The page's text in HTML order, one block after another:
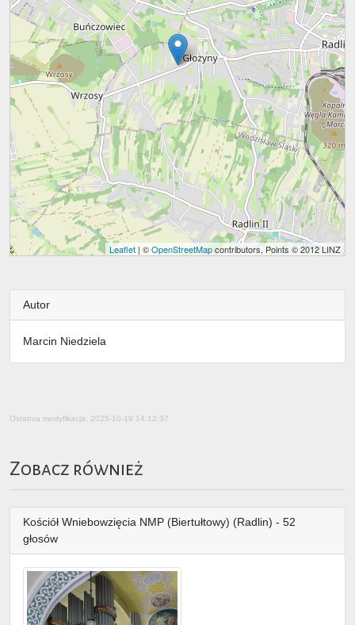
Leaflet | ©OpenStreetMapcontributors, Points © 2012 LINZ
Autor
Marcin Niedziela
Ostatnia modyfikacja: 2025-10-19 14:12:37
Zobacz również
Kościół Wniebowzięcia NMP (Biertułtowy) (Radlin) - 52
głosów